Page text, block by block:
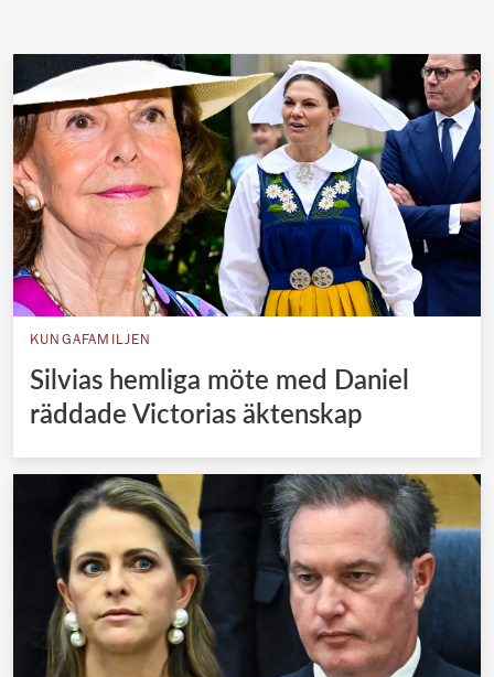
KUNGAFAMILJEN
Silvias hemliga möte med Daniel
räddade Victorias äktenskap